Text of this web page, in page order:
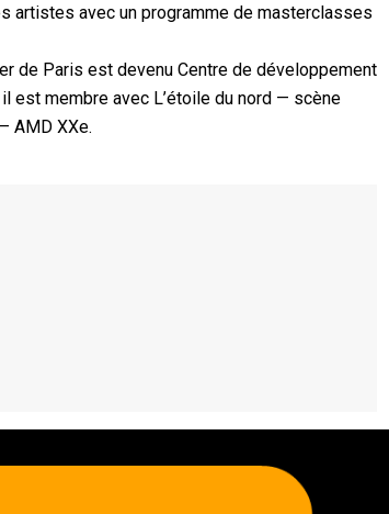
artistes avec un programme de masterclasses
de Paris est devenu Centre de développement
est membre avec L’étoile du nord — scène
AMD XXe.